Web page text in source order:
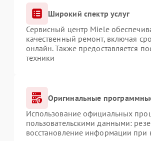
Широкий спектр услуг
Сервисный центр Miele
качественный ремонт, включая
онлайн. Также предоставляется
техники
Оригинальные
Использование официальных
пользовательскими данными:
восстановление информации при